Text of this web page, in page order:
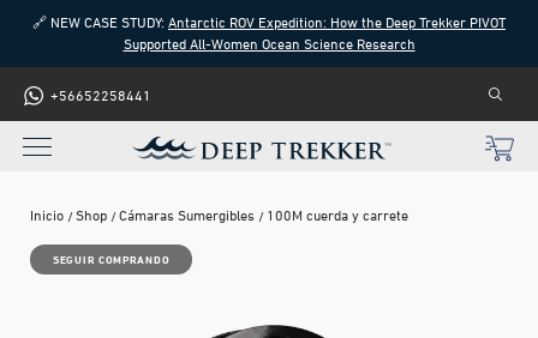
🔗 NEW CASE STUDY: Antarctic ROV Expedition: How the Deep Trekker PIVOT
Supported All-Women Ocean Science Research
+56652258441
Inicio Shop Cámaras Sumergibles 100M cuerda y carrete
SEGUIR COMPRANDO